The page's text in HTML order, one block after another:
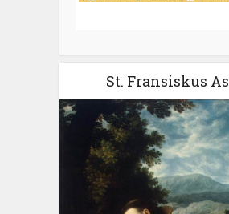
St. Fransiskus